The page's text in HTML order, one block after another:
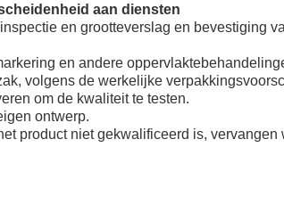
aan diensten
en grootteverslag en bevestiging
en andere
volgens de werkelijke
om de kwaliteit te testen.
ontwerp.
product niet gekwalificeerd is, vervangen